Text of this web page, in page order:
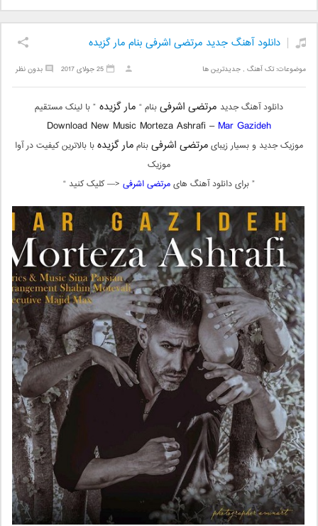
دانلود آهنگ جدید مرتضی اشرفی بنام مار گزیده
موضوعات:تک آهنگ ,جدیدترین ها بدون نظر 25 جولای 2017
دانلود آهنگ جدید مرتضی اشرفیبنام “ مار گزیده ” با لینک مستقیم
Download New Music Morteza Ashrafi – Mar Gazideh
موزیک جدید و بسیار زیبایمرتضی اشرفیبناممار گزیدهبا بالاترین کیفیت در آوا
موزیک
” برای دانلود آهنگ هایمرتضی اشرفی <— کلیک کنید “